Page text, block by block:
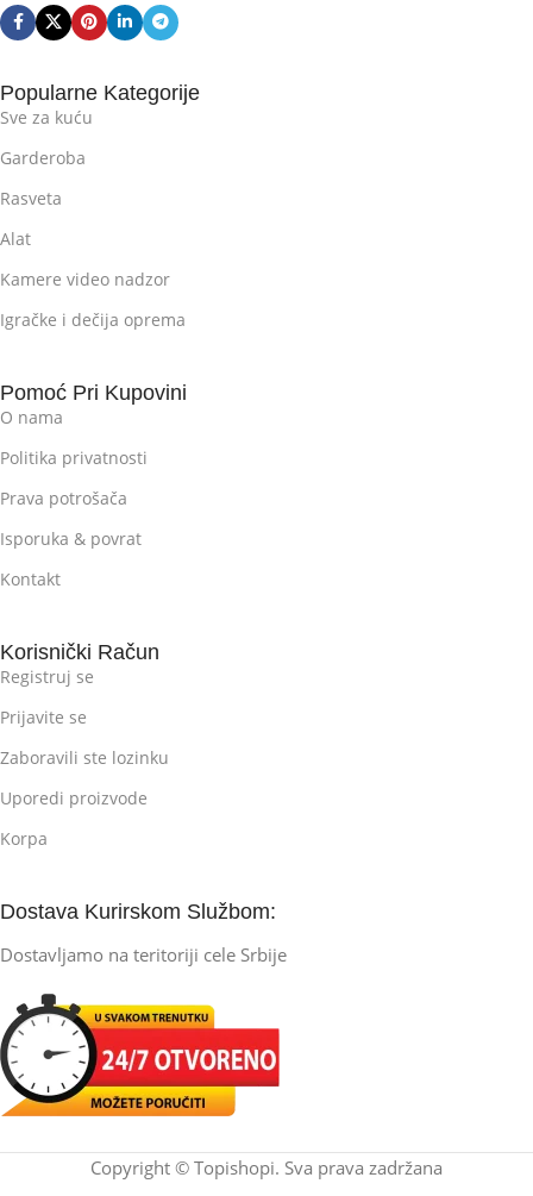
Popularne Kategorije
Sve za kuću
Garderoba
Rasveta
Alat
Kamere video nadzor
Igračke i dečija oprema
Pomoć Pri Kupovini
O nama
Politika privatnosti
Prava potrošača
Isporuka & povrat
Kontakt
Korisnički Račun
Registruj se
Prijavite se
Zaboravili ste lozinku
Uporedi proizvode
Korpa
Dostava Kurirskom Službom:
Dostavljamo na teritoriji cele Srbije
Copyright © Topishopi. Sva prava zadržana